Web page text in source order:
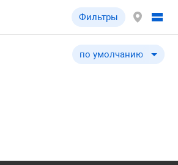
Фильтры
по умолчанию
по умолчанию